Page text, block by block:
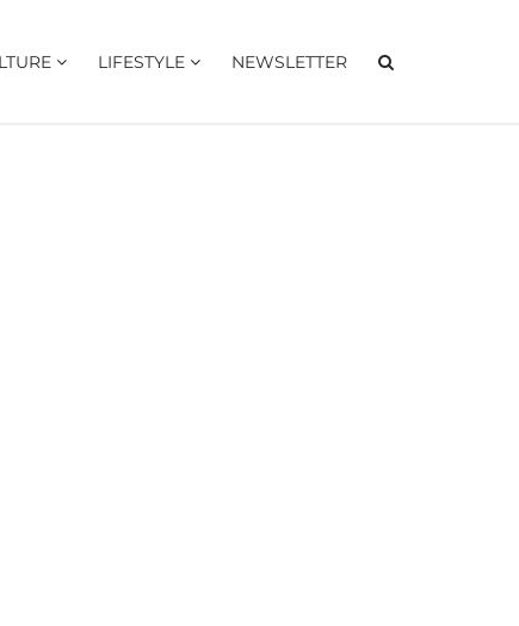
LIFESTYLE NEWSLETTER